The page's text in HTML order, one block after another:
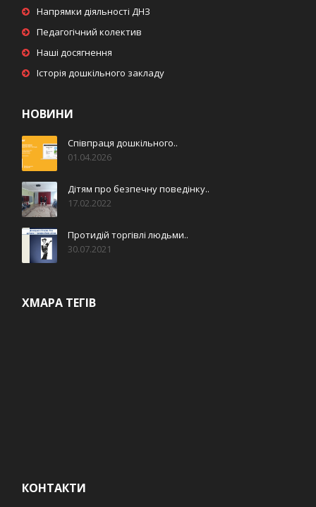
Напрямки діяльності ДНЗ
Педагогічний колектив
Наші досягнення
Історія дошкільного закладу
НОВИНИ
Співпраця дошкільного..
01.04.2026
Дітям про безпечну поведінку..
17.02.2022
Протидій торгівлі людьми..
30.07.2021
ХМАРА ТЕГІВ
КОНТАКТИ